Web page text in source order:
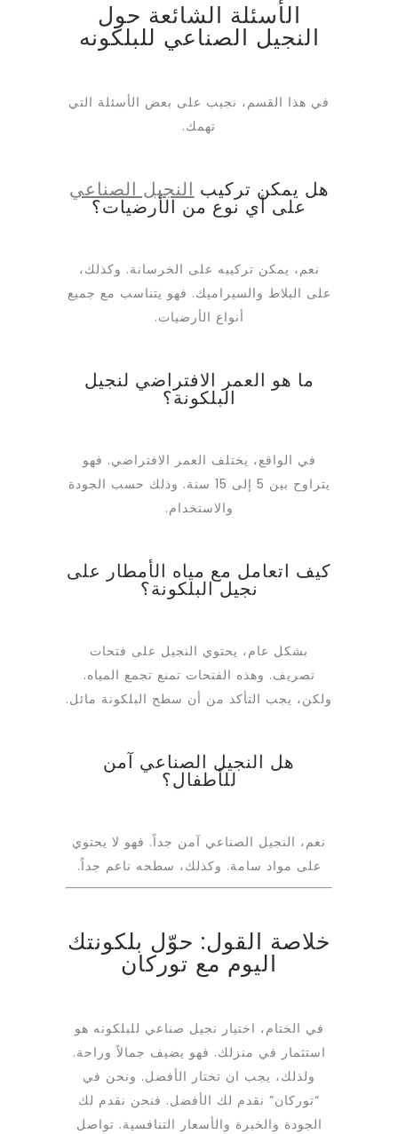
الأسئلة الشائعة حول
النجيل الصناعي للبلكونه
في هذا القسم، نجيب على بعض الأسئلة التي
تهمك.
هل يمكن تركيب النجيل الصناعي
على أي نوع من الأرضيات؟
نعم، يمكن تركيبه على الخرسانة. وكذلك،
على البلاط والسيراميك. فهو يتناسب مع جميع
أنواع الأرضيات.
ما هو العمر الافتراضي لنجيل
البلكونة؟
في الواقع، يختلف العمر الافتراضي. فهو
يتراوح بين 5 إلى 15 سنة. وذلك حسب الجودة
والاستخدام.
كيف اتعامل مع مياه الأمطار على
نجيل البلكونة؟
بشكل عام، يحتوي النجيل على فتحات
تصريف. وهذه الفتحات تمنع تجمع المياه.
ولكن، يجب التأكد من أن سطح البلكونة مائل.
هل النجيل الصناعي آمن
للأطفال؟
نعم، النجيل الصناعي آمن جداً. فهو لا يحتوي
على مواد سامة. وكذلك، سطحه ناعم جداً.
خلاصة القول: حوّل بلكونتك
اليوم مع توركان
في الختام، اختيار نجيل صناعي للبلكونه هو
استثمار في منزلك. فهو يضيف جمالاً وراحة.
ولذلك، يجب ان تختار الأفضل. ونحن في
“توركان” نقدم لك الأفضل. فنحن نقدم لك
الجودة والخبرة والأسعار التنافسية. تواصل